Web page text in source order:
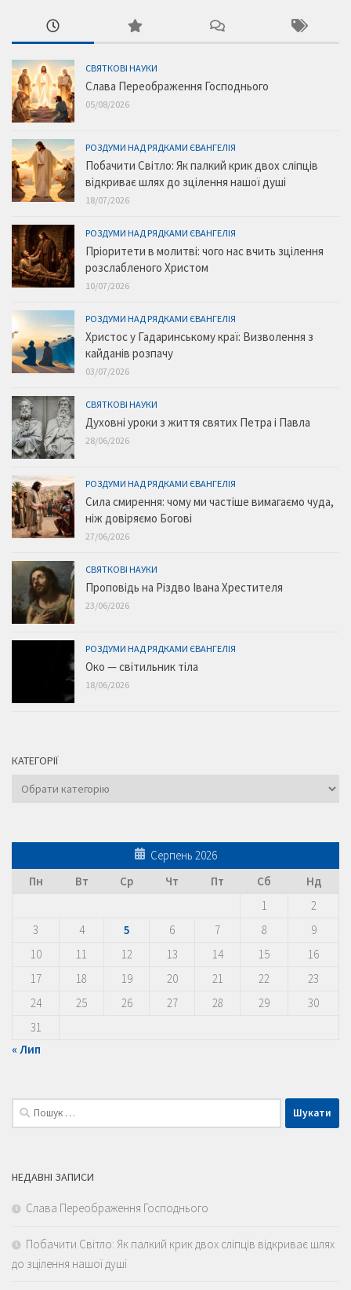
СВЯТКОВІ НАУКИ
Слава Переображення Господнього
05/08/2026
РОЗДУМИ НАД РЯДКАМИ ЄВАНГЕЛІЯ
Побачити Світло: Як палкий крик двох сліпців
відкриває шлях до зцілення нашої душі
18/07/2026
РОЗДУМИ НАД РЯДКАМИ ЄВАНГЕЛІЯ
Пріоритети в молитві: чого нас вчить зцілення
розслабленого Христом
10/07/2026
РОЗДУМИ НАД РЯДКАМИ ЄВАНГЕЛІЯ
Христос у Гадаринському краї: Визволення з
кайданів розпачу
03/07/2026
СВЯТКОВІ НАУКИ
Духовні уроки з життя святих Петра і Павла
28/06/2026
РОЗДУМИ НАД РЯДКАМИ ЄВАНГЕЛІЯ
Сила смирення: чому ми частіше вимагаємо чуда,
ніж довіряємо Богові
27/06/2026
СВЯТКОВІ НАУКИ
Проповідь на Різдво Івана Хрестителя
23/06/2026
РОЗДУМИ НАД РЯДКАМИ ЄВАНГЕЛІЯ
Око — світильник тіла
18/06/2026
КАТЕГОРІЇ
Категорії
Серпень 2026
Пн
Вт Ср Чт Пт Сб
Нд
1
2
3
4 5 6 7 8
9
10
11 12 13 14 15
16
17
18 19 20 21 22
23
24
25 26 27 28 29
30
31
« Лип
Пошук:
НЕДАВНІ ЗАПИСИ
Слава Переображення Господнього
Побачити Світло: Як палкий крик двох сліпців відкриває шлях
до зцілення нашої душі